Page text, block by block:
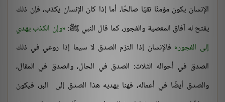
الإنسان يكون مؤمنًا تقيًا صالحًا، أما إذا كان الإنسان يكذب، فإن ذلك
يفتح له آفاق المعصية والفجور، كما قال النبي ﷺ: وإن الكذب يهدي
إلى الفجور فالإنسان إذا التزم الصدق لا سيما إذا روعي في ذلك
الصدق في أحواله الثلاث: الصدق في الحال، والصدق في المقال،
والصدق أيضًا في أعماله، فهنا يهديه هذا الصدق إلى البر، فيكون